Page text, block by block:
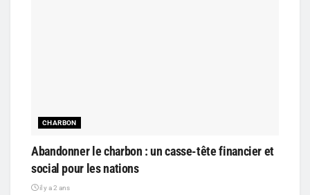
CHARBON
Abandonner le charbon : un casse-tête financier et
social pour les nations
il y a 2 ans